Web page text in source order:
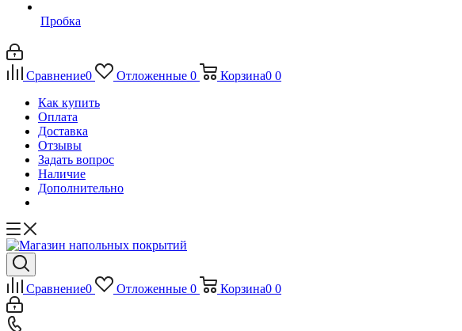
Пробка
Сравнение0 Отложенные 0 Корзина0 0
Как купить
Оплата
Доставка
Отзывы
Задать вопрос
Наличие
Дополнительно
Сравнение0 Отложенные 0 Корзина0 0